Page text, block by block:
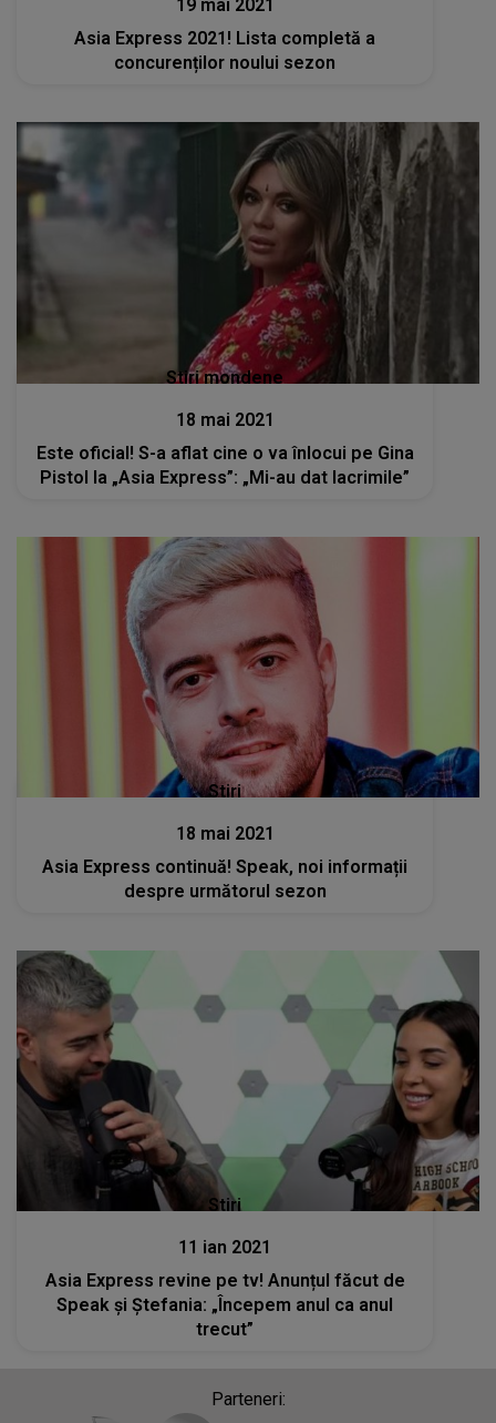
19 mai 2021
Asia Express 2021! Lista completă a
concurenților noului sezon
Stiri mondene
18 mai 2021
Este oficial! S-a aflat cine o va înlocui pe Gina
Pistol la „Asia Express”: „Mi-au dat lacrimile”
Stiri
18 mai 2021
Asia Express continuă! Speak, noi informații
despre următorul sezon
Stiri
11 ian 2021
Asia Express revine pe tv! Anunțul făcut de
Speak și Ștefania: „Începem anul ca anul
trecut”
Parteneri: